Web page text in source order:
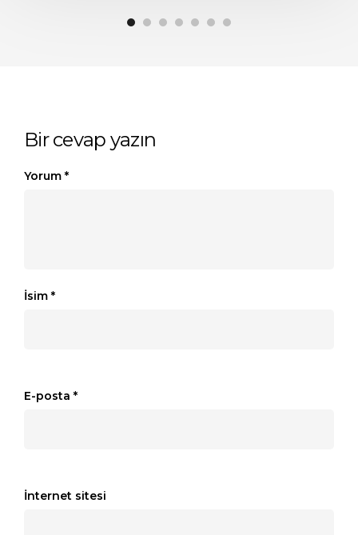
Bir cevap yazın
Yorum *
İsim *
E-posta *
İnternet sitesi